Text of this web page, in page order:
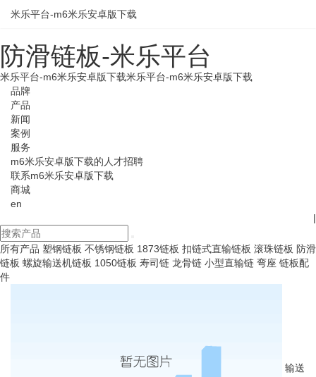
防滑链板-米乐平台
米乐平台-m6米乐安卓版下载米乐平台-m6米乐安卓版下载
品牌
产品
新闻
案例
服务
m6米乐安卓版下载的人才招聘
联系m6米乐安卓版下载
商城
en
|
米乐平台-m6米乐安卓版下载
所有产品 塑钢链板 不锈钢链板 1873链板 扣链式直输链板 滚珠链板 防滑
链板 螺旋输送机链板 1050链板 寿司链 龙骨链 小型直输链 弯座 链板配
件
输送